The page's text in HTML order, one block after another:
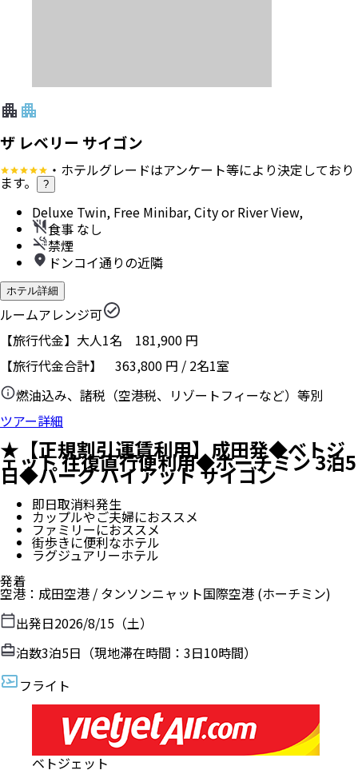
ザ レベリー サイゴン
・ホテルグレードはアンケート等により決定しており
ます。 ?
Deluxe Twin, Free Minibar, City or River View,
食事 なし
禁煙
ドンコイ通りの近隣
ホテル詳細
ルームアレンジ可
【旅行代金】大人1名 181,900 円
【旅行代金合計】 363,800 円 / 2名1室
燃油込み、諸税（空港税、リゾートフィーなど）等別
ツアー詳細
★【正規割引運賃利用】成田発◆ベトジ
ェット 往復直行便利用◆ホーチミン 3泊5
日◆パーク ハイアット サイゴン
即日取消料発生
カップルやご夫婦におススメ
ファミリーにおススメ
街歩きに便利なホテル
ラグジュアリーホテル
発着
空港 ： 成田空港 / タンソンニャット国際空港 (ホーチミン)
出発日2026/8/15（土）
泊数3泊5日（現地滞在時間： 3日10時間）
フライト
ベトジェット